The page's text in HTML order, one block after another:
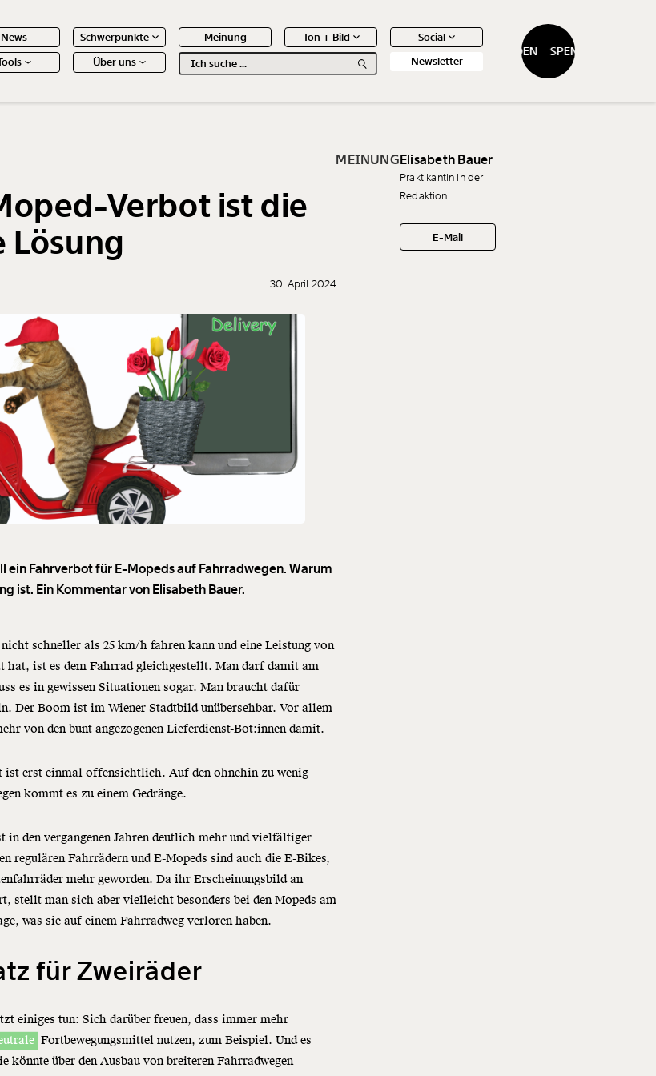
News Schwerpunkte Meinung Ton + Bild
Social
Über uns Newsletter
SPENDEN SPENDEN
0Artikel
Verbot ist die
Lösung
30. April 2024
ein Fahrverbot für E-Mopeds auf Fahrradwegen. Warum
ist. Ein Kommentar von Elisabeth Bauer.
schneller als 25 km/h fahren kann und eine Leistung von
hat, ist es dem Fahrrad gleichgestellt. Man darf damit am
es in gewissen Situationen sogar. Man braucht dafür
Der Boom ist im Wiener Stadtbild unübersehbar. Vor allem
von den bunt angezogenen Lieferdienst-Bot:innen damit.
ist erst einmal offensichtlich. Auf den ohnehin zu wenig
kommt es zu einem Gedränge.
in den vergangenen Jahren deutlich mehr und vielfältiger
regulären Fahrrädern und E-Mopeds sind auch die E-Bikes,
mehr geworden. Da ihr Erscheinungsbild an
stellt man sich aber vielleicht besonders bei den Mopeds am
was sie auf einem Fahrradweg verloren haben.
für Zweiräder
einiges tun: Sich darüber freuen, dass immer mehr
Fortbewegungsmittel nutzen, zum Beispiel. Und es
könnte über den Ausbau von breiteren Fahrradwegen
MEINUNGElisabeth Bauer
Praktikantin in der
Redaktion
E-Mail